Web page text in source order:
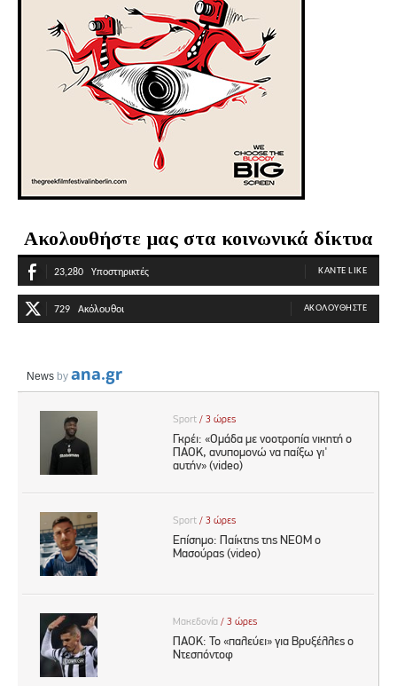
Ακολουθήστε μας στα κοινωνικά δίκτυα
23,280 Υποστηρικτές ΚΆΝΤΕ LIKE
729 Ακόλουθοι ΑΚΟΛΟΥΘΉΣΤΕ